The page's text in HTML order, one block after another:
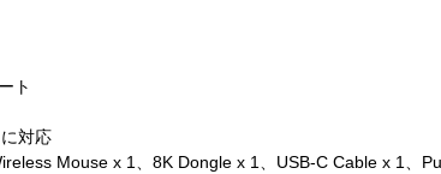
ト
対応
Mouse x 1、8K Dongle x 1、USB-C Cable x 1、